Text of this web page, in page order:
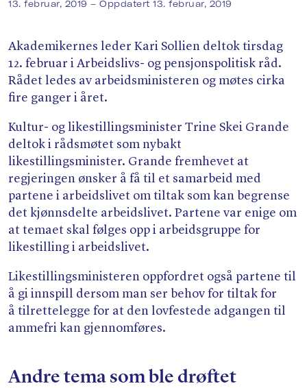
13. februar, 2019– Oppdatert 13. februar, 2019
Akademikernes leder Kari Sollien deltok tirsdag
12. februar i Arbeidslivs- og pensjonspolitisk råd.
Rådet ledes av arbeidsministeren og møtes cirka
fire ganger i året.
Kultur- og likestillingsminister Trine Skei Grande
deltok i rådsmøtet som nybakt
likestillingsminister. Grande fremhevet at
regjeringen ønsker å få til et samarbeid med
partene i arbeidslivet om tiltak som kan begrense
det kjønnsdelte arbeidslivet. Partene var enige om
at temaet skal følges opp i arbeidsgruppe for
likestilling i arbeidslivet.
Likestillingsministeren oppfordret også partene til
å gi innspill dersom man ser behov for tiltak for
å tilrettelegge for at den lovfestede adgangen til
ammefri kan gjennomføres.
Andre tema som ble drøftet